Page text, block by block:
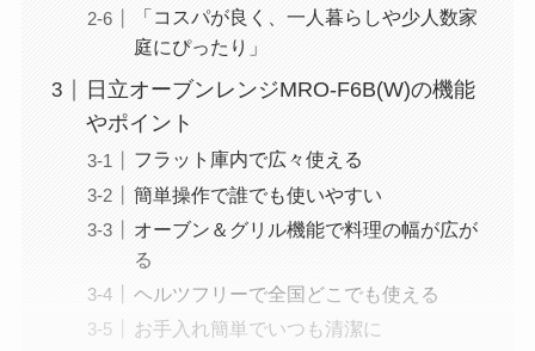
「コスパが良く、一人暮らしや少人数家
庭にぴったり」
日立オーブンレンジMRO-F6B(W)の機能
やポイント
フラット庫内で広々使える
簡単操作で誰でも使いやすい
オーブン＆グリル機能で料理の幅が広が
る
ヘルツフリーで全国どこでも使える
お手入れ簡単でいつも清潔に